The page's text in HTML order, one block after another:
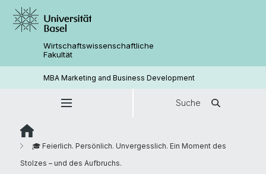
Wirtschaftswissenschaftliche
Fakultät
MBA Marketing and Business Development
Suche
🎓 Feierlich. Persönlich. Unvergesslich. Ein Moment des
Stolzes – und des Aufbruchs.